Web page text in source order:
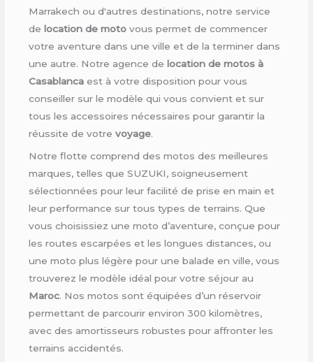
Marrakech ou d'autres destinations, notre service
de location de moto vous permet de commencer
votre aventure dans une ville et de la terminer dans
une autre. Notre agence de location de motos à
Casablanca est à votre disposition pour vous
conseiller sur le modèle qui vous convient et sur
tous les accessoires nécessaires pour garantir la
réussite de votre voyage.
Notre flotte comprend des motos des meilleures
marques, telles que SUZUKI, soigneusement
sélectionnées pour leur facilité de prise en main et
leur performance sur tous types de terrains. Que
vous choisissiez une moto d’aventure, conçue pour
les routes escarpées et les longues distances, ou
une moto plus légère pour une balade en ville, vous
trouverez le modèle idéal pour votre séjour au
Maroc. Nos motos sont équipées d’un réservoir
permettant de parcourir environ 300 kilomètres,
avec des amortisseurs robustes pour affronter les
terrains accidentés.